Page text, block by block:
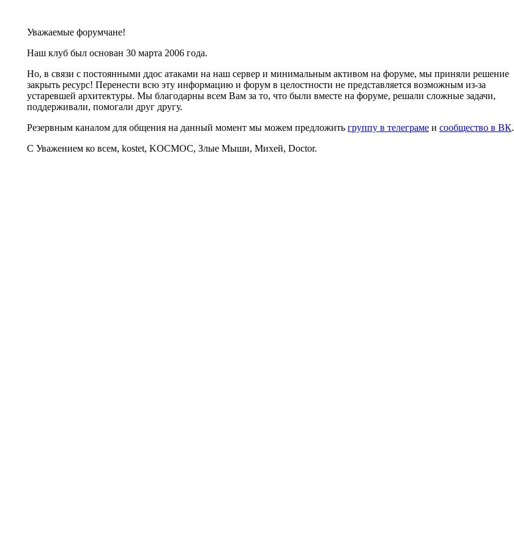
Уважаемые форумчане!
Наш клуб был основан 30 марта 2006 года.
Но, в связи с постоянными ддос атаками на наш сервер и минимальным активом на форуме, мы приняли решение
закрыть ресурс! Перенести всю эту информацию и форум в целостности не представляется возможным из-за
устаревшей архитектуры. Мы благодарны всем Вам за то, что были вместе на форуме, решали сложные задачи,
поддерживали, помогали друг другу.
Резервным каналом для общения на данный момент мы можем предложить группу в телеграме и сообщество в ВК.
С Уважением ко всем, kostet, KOCMOC, Злые Мыши, Михей, Doctor.